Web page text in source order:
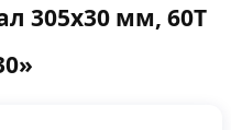
305х30 мм, 60T